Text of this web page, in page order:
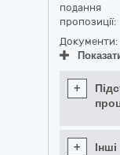
подання
пропозиції:
Документи:
+
+ Інші